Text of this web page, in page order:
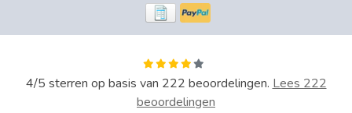
4/5 sterren op basis van 222 beoordelingen. Lees 222
beoordelingen